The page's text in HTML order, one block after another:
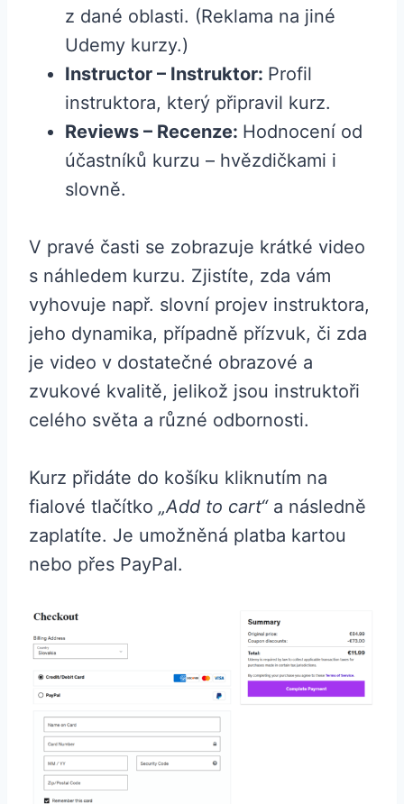
z dané oblasti. (Reklama na jiné
Udemy kurzy.)
Instructor – Instruktor: Profil
instruktora, který připravil kurz.
Reviews – Recenze: Hodnocení od
účastníků kurzu – hvězdičkami i
slovně.
V pravé časti se zobrazuje krátké video
s náhledem kurzu. Zjistíte, zda vám
vyhovuje např. slovní projev instruktora,
jeho dynamika, případně přízvuk, či zda
je video v dostatečné obrazové a
zvukové kvalitě, jelikož jsou instruktoři
celého světa a různé odbornosti.
Kurz přidáte do košíku kliknutím na
fialové tlačítko „Add to cart“a následně
zaplatíte. Je umožněná platba kartou
nebo přes PayPal.